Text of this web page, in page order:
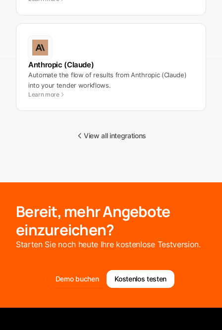
Anthropic (Claude)
Automate the flow of results from Anthropic (Claude)
into your tender workflows.
Learn more
View all integrations
Bereit, mehr Angebote
einzureichen?
Starten Sie noch heute Ihre kostenlose Testversion.
Demo buchen Kostenlos testen